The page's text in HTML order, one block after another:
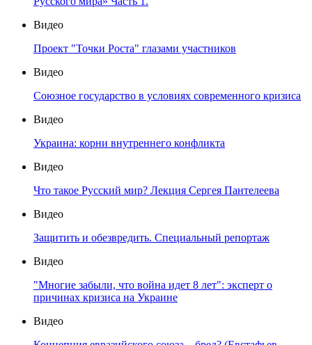
Видео
Проект "Точки Роста" глазами участников
Видео
Союзное государство в условиях современного кризиса
Видео
Украина: корни внутреннего конфликта
Видео
Что такое Русский мир? Лекция Сергея Пантелеева
Видео
Защитить и обезвредить. Специальный репортаж
Видео
"Многие забыли, что война идет 8 лет": эксперт о
причинах кризиса на Украине
Видео